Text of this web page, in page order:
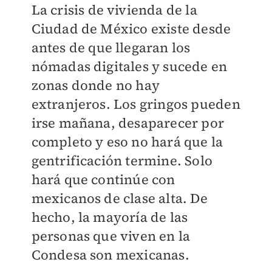
La crisis de vivienda de la
Ciudad de México existe desde
antes de que llegaran los
nómadas digitales y sucede en
zonas donde no hay
extranjeros. Los gringos pueden
irse mañana, desaparecer por
completo y eso no hará que la
gentrificación termine. Solo
hará que continúe con
mexicanos de clase alta. De
hecho, la mayoría de las
personas que viven en la
Condesa son mexicanas.